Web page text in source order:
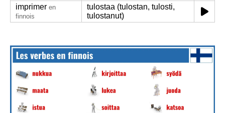
imprimer en
finnois
tulostaa (tulostan, tulosti,
tulostanut)